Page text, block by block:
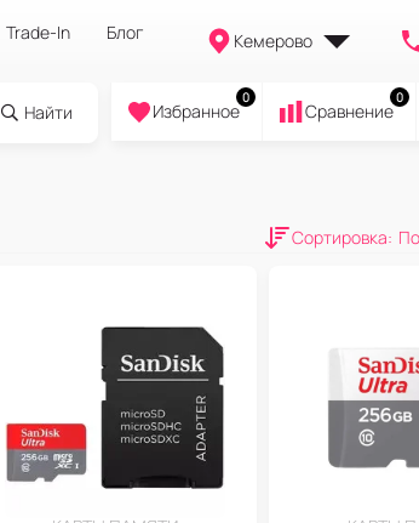
Trade-In Блог Кемерово
Найти
0
Избранное
0
Cравнение
Сортировка: